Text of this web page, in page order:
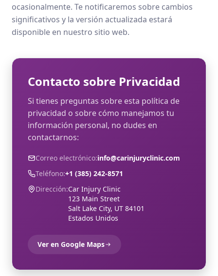
ocasionalmente. Te notificaremos sobre cambios
significativos y la versión actualizada estará
disponible en nuestro sitio web.
Contacto sobre Privacidad
Si tienes preguntas sobre esta política de
privacidad o sobre cómo manejamos tu
información personal, no dudes en
contactarnos:
Correo electrónico:info@carinjuryclinic.com
Teléfono:+1 (385) 242-8571
Dirección:Car Injury Clinic
123 Main Street
Salt Lake City, UT 84101
Estados Unidos
Ver en Google Maps